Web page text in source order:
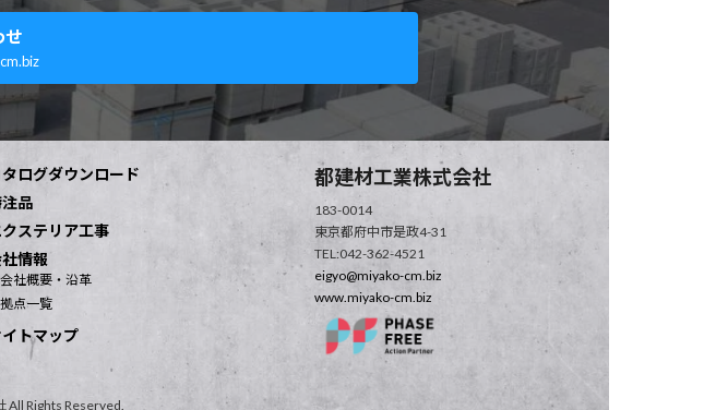
製品情報
せ
タログダウンロード
品
クステリア工事
情報
会社概要・沿革
拠点一覧
トマップ
都建材工業株式会社
183-0014
東京都府中市是政4-31
TEL:042-362-4521
eigyo@miyako-cm.biz
www.miyako-cm.biz
Rights Reserved.